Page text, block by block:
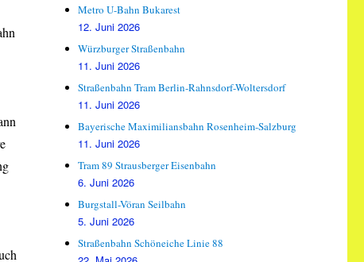
Metro U-Bahn Bukarest
12. Juni 2026
Würzburger Straßenbahn
11. Juni 2026
Straßenbahn Tram Berlin-Rahnsdorf-Woltersdorf
11. Juni 2026
Bayerische Maximiliansbahn Rosenheim-Salzburg
11. Juni 2026
Tram 89 Strausberger Eisenbahn
6. Juni 2026
Burgstall-Vöran Seilbahn
5. Juni 2026
Straßenbahn Schöneiche Linie 88